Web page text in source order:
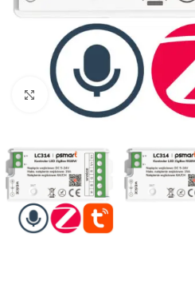
Noklikšķiniet, lai palielinātu